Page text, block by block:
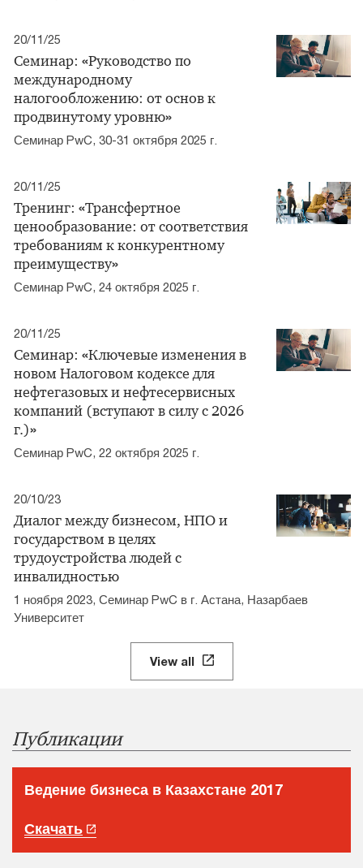
20/11/25
Семинар: «Руководство по
международному
налогообложению: от основ к
продвинутому уровню»
Семинар PwC, 30-31 октября 2025 г.
20/11/25
Тренинг: «Трансфертное
ценообразование: от соответствия
требованиям к конкурентному
преимуществу»
Семинар PwC, 24 октября 2025 г.
20/11/25
Семинар: «Ключевые изменения в
новом Налоговом кодексе для
нефтегазовых и нефтесервисных
компаний (вступают в силу с 2026
г.)»
Семинар PwC, 22 октября 2025 г.
20/10/23
Диалог между бизнесом, НПО и
государством в целях
трудоустройства людей с
инвалидностью
1 ноября 2023, Семинар PwC в г. Астана, Назарбаев
Университет
View all
Публикации
Ведение бизнеса в Казахстане 2017
Скачать